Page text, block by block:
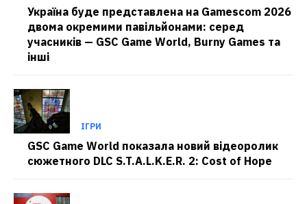
Україна буде представлена на Gamescom 2026
двома окремими павільйонами: серед
учасників — GSC Game World, Burny Games та
інші
ІГРИ
GSC Game World показала новий відеоролик
сюжетного DLC S.T.A.L.K.E.R. 2: Cost of Hope